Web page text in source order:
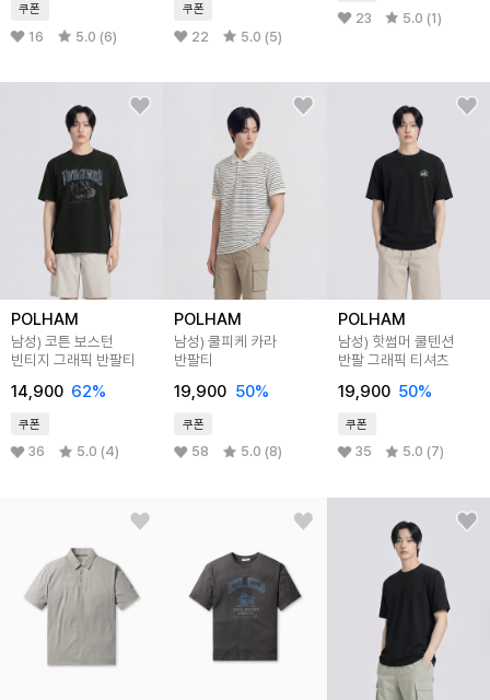
쿠폰
16 5.0 (6)
쿠폰
22 5.0 (5)
23 5.0 (1)
POLHAM
남성) 코튼 보스턴
빈티지 그래픽 반팔티
14,900 62%
쿠폰
36 5.0 (4)
POLHAM
남성) 쿨피케 카라
반팔티
19,900 50%
쿠폰
58 5.0 (8)
POLHAM
남성) 핫썸머 쿨텐션
반팔 그래픽 티셔츠
19,900 50%
쿠폰
35 5.0 (7)